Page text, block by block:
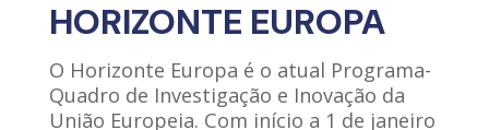
HORIZONTE EUROPA
O Horizonte Europa é o atual Programa-
Quadro de Investigação e Inovação da
União Europeia. Com início a 1 de janeiro